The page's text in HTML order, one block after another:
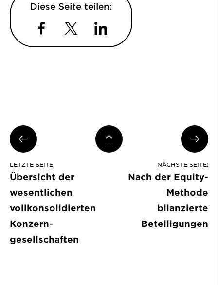
Diese Seite teilen:
FacebookTwitterLinkedIn
LETZTE SEITE:
Übersicht der
wesentlichen
vollkonsolidierten
Konzern­
gesellschaften
NÄCHSTE SEITE:
Nach der Equity-
Methode
bilanzierte
Beteiligungen